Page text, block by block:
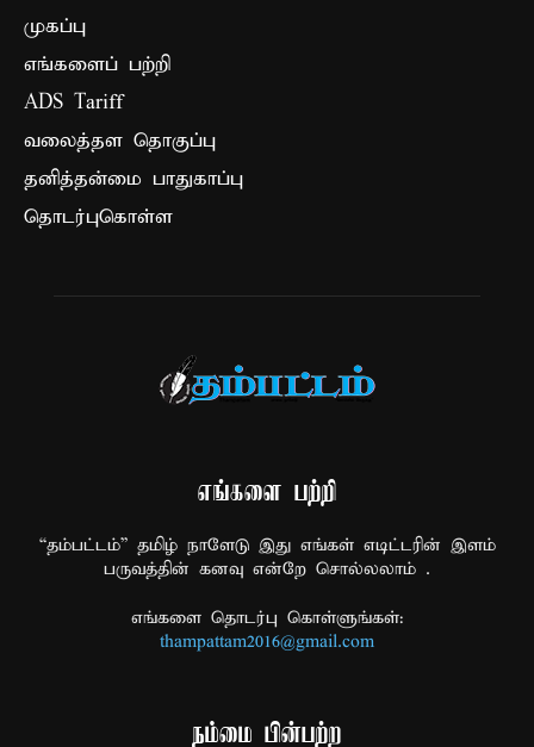
முகப்பு
எங்களைப் பற்றி
ADS Tariff
வலைத்தள தொகுப்பு
தனித்தன்மை பாதுகாப்பு
தொடர்புகொள்ள
எங்களை பற்றி
“தம்பட்டம்” தமிழ் நாளேடு இது எங்கள் எடிட்டரின் இளம்
பருவத்தின் கனவு என்றே சொல்லலாம் .
எங்களை தொடர்பு கொள்ளுங்கள்:
thampattam2016@gmail.com
நம்மை பின்பற்ற